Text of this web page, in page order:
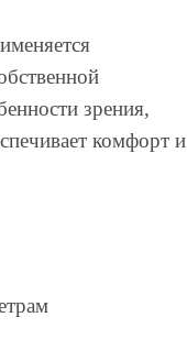
зрения,
комфорт и